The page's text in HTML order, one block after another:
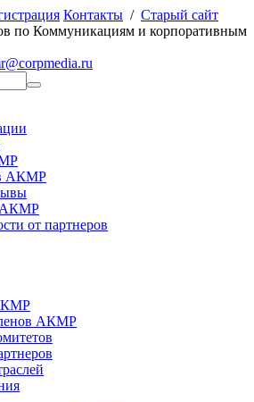
Контакты / Старый сайт
по Коммуникациям и корпоративным
АКМР
АКМР
от партнеров
АКМР